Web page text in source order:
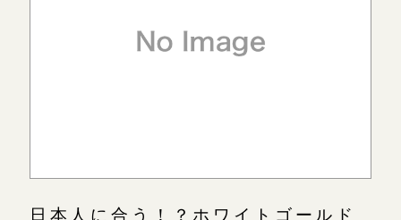
日本人に合う！？ホワイトゴールド